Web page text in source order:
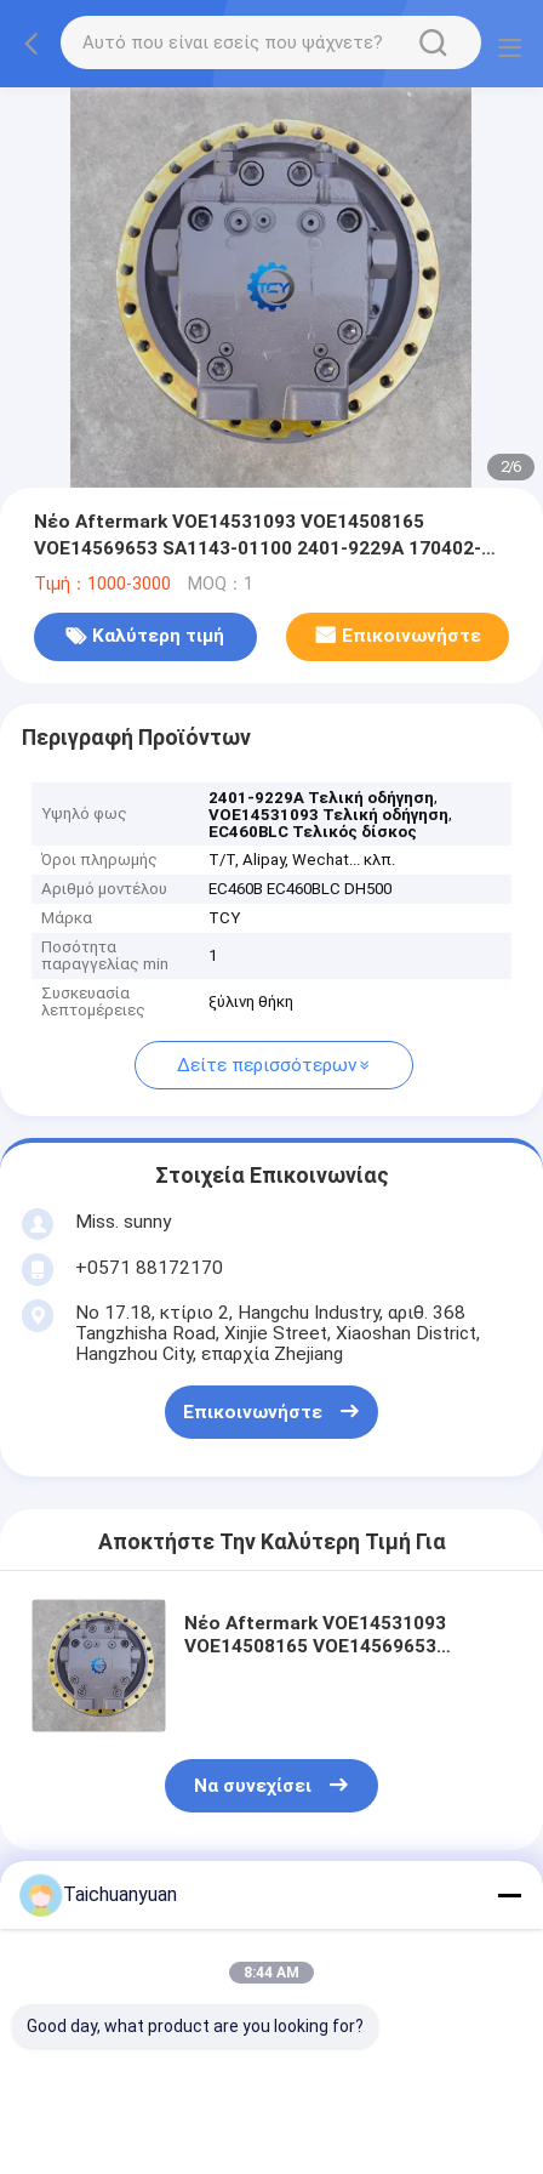
2/6
Νέο Aftermark VOE14531093 VOE14508165
VOE14569653 SA1143-01100 2401-9229A 170402-
00023 Τελικός δίσκος EC460B EC460BLC DH500
Τιμή：1000-3000 MOQ：1
Καλύτερη τιμή Επικοινωνήστε
Περιγραφή Προϊόντων
Υψηλό φως
2401-9229Α Τελική οδήγηση,
VOE14531093 Τελική οδήγηση,
EC460BLC Τελικός δίσκος
Όροι πληρωμής
T/T, Alipay, Wechat... κλπ.
Αριθμό μοντέλου
EC460B EC460BLC DH500
Μάρκα
TCY
Ποσότητα
παραγγελίας min
1
Συσκευασία
λεπτομέρειες
ξύλινη θήκη
Δείτε περισσότερων
Στοιχεία Επικοινωνίας
Miss. sunny
+0571 88172170
Νο 17.18, κτίριο 2, Hangchu Industry, αριθ. 368
Tangzhisha Road, Xinjie Street, Xiaoshan District,
Hangzhou City, επαρχία Zhejiang
Επικοινωνήστε
Αποκτήστε Την Καλύτερη Τιμή Για
Νέο Aftermark VOE14531093
VOE14508165 VOE14569653
Να συνεχίσει
Συνιστώμενα Προϊόντα
Taichuanyuan
8:44 AM
Good day, what product are you looking for?